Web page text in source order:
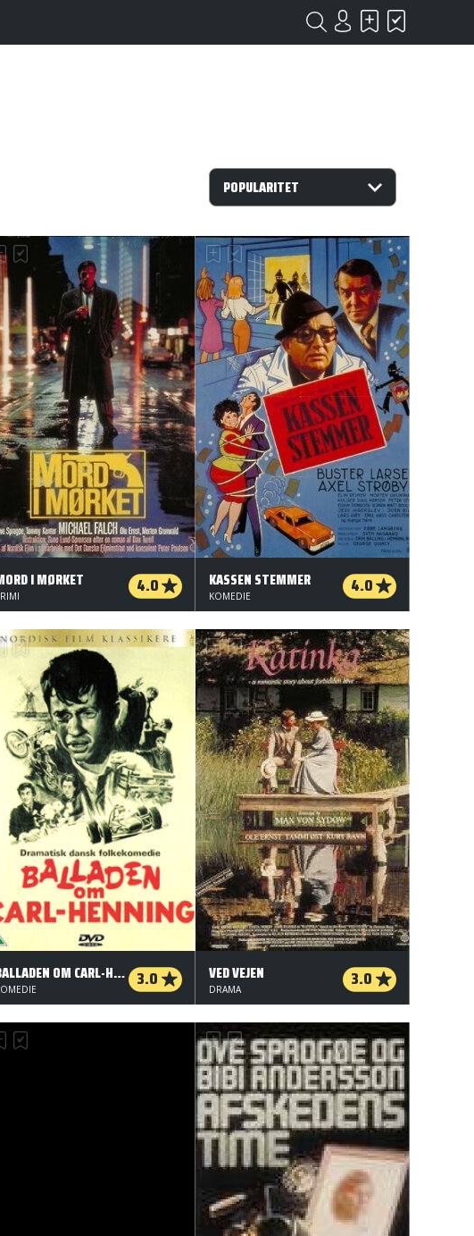
I MØRKET 4.0 KASSEN STEMMER 4.0
KOMEDIE
BALLADEN OM CARL-HENNING 3.0 VED VEJEN 3.0
DRAMA